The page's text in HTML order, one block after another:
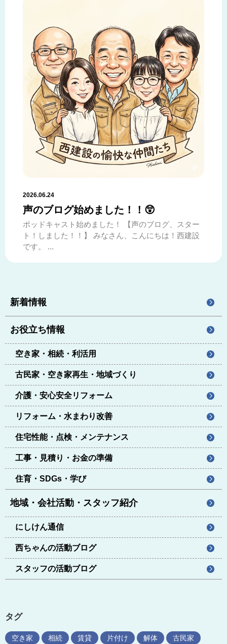
2026.06.24
声のブログ始めました！！😲
ポッドキャスト始めました！ 【声のブログ、スター
ト！しました！！】 みなさん、こんにちは！西建設
です。 ...
新着情報
お役立ち情報
空き家・相続・利活用
古民家・空き家再生・地域づくり
介護・安心安全リフォーム
リフォーム・水まわり改善
住宅性能・点検・メンテナンス
工事・見積り・お金の準備
住育・SDGs・学び
地域・会社活動・スタッフ紹介
にしけん通信
西ちゃんの活動ブログ
スタッフの活動ブログ
タグ
空き家 相続 賃貸 片付け 解体 古民家